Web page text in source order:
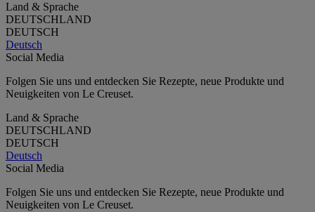
Land & Sprache
DEUTSCHLAND
DEUTSCH
Deutsch
Social Media
Folgen Sie uns und entdecken Sie Rezepte, neue Produkte und
Neuigkeiten von Le Creuset.
Land & Sprache
DEUTSCHLAND
DEUTSCH
Deutsch
Social Media
Folgen Sie uns und entdecken Sie Rezepte, neue Produkte und
Neuigkeiten von Le Creuset.